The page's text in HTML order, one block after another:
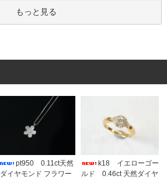
もっと見る
pt950 0.11ct天然
ダイヤモンド フラワー
k18 イエローゴー
ルド 0.46ct 天然ダイヤ